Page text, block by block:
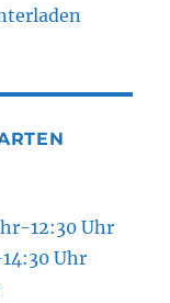
12:30 Uhr
Uhr